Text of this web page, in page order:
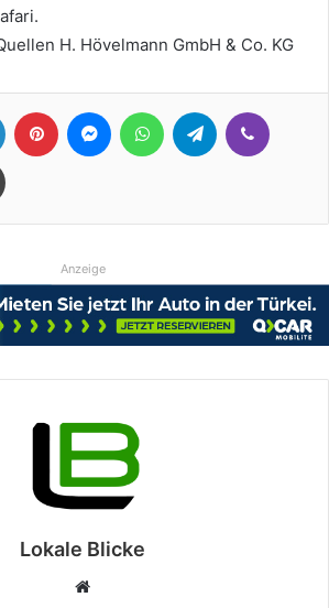
H. Hövelmann GmbH & Co. KG
LinkedIn Pinterest MessengerWhatsAppTelegram
Drucken
Anzeige
Lokale Blicke
Webseite